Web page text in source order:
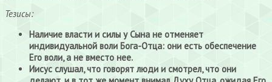
Тезисы:
Наличие власти и силы у Сына не отменяет
индивидуальной воли Бога-Отца: они есть обеспечение
Его воли, а не вместо нее.
Иисус слушал, что говорят люди и смотрел, что они